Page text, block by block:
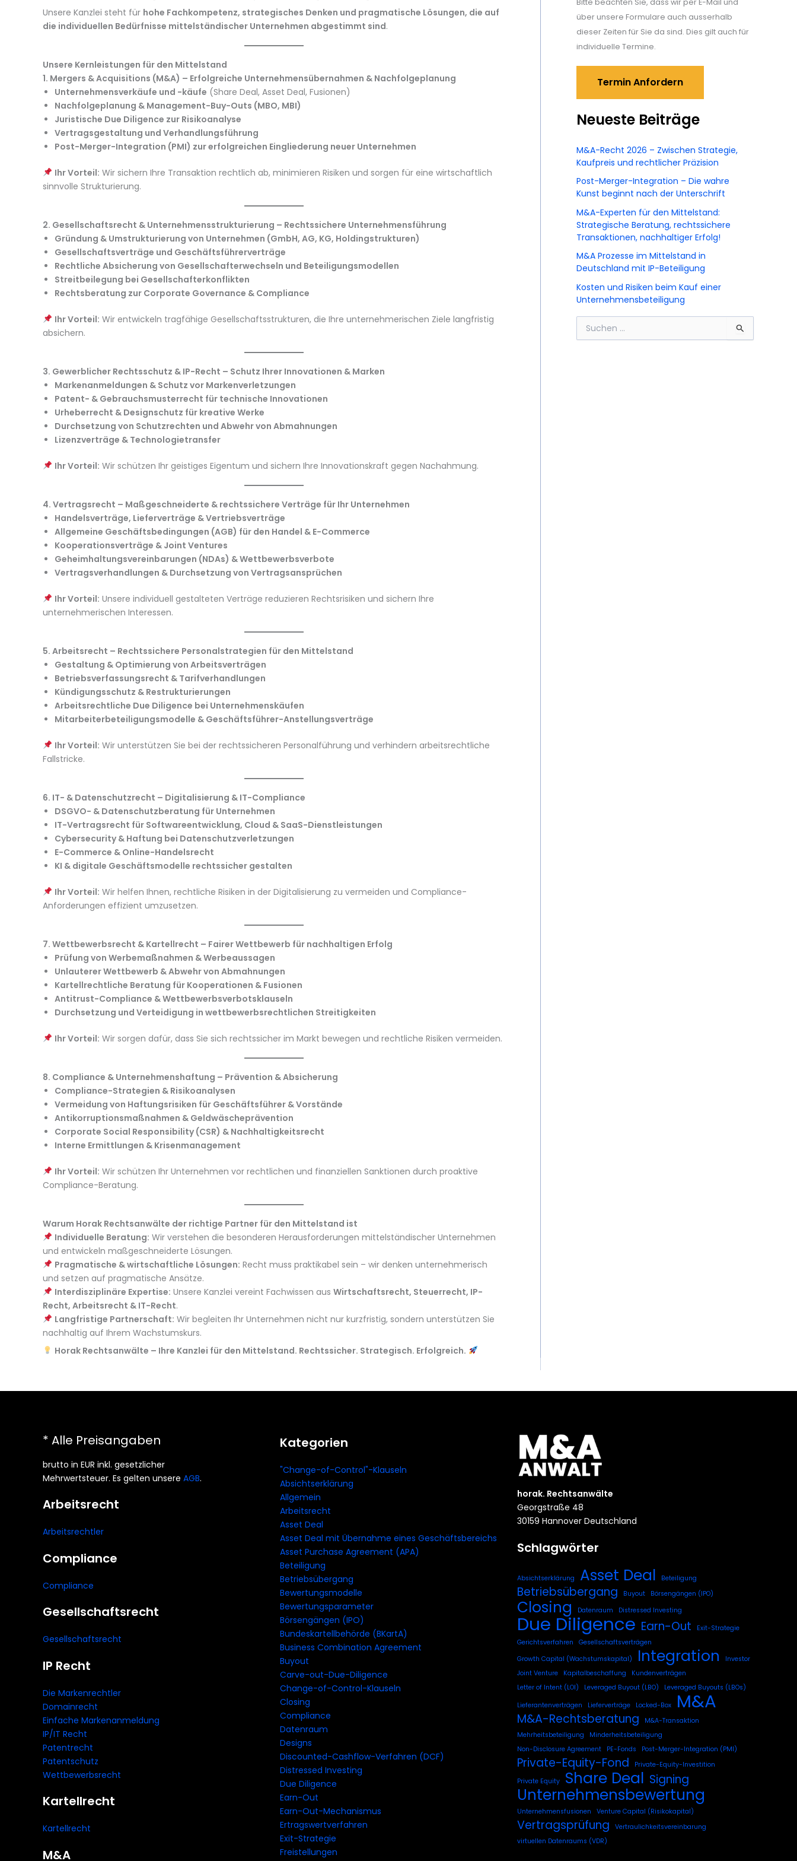
Unsere Kanzlei steht für hohe Fachkompetenz, strategisches Denken und pragmatische Lösungen, die auf
die individuellen Bedürfnisse mittelständischer Unternehmen abgestimmt sind.
Unsere Kernleistungen für den Mittelstand
1. Mergers & Acquisitions (M&A) – Erfolgreiche Unternehmensübernahmen & Nachfolgeplanung
Unternehmensverkäufe und -käufe (Share Deal, Asset Deal, Fusionen)
Nachfolgeplanung & Management-Buy-Outs (MBO, MBI)
Juristische Due Diligence zur Risikoanalyse
Vertragsgestaltung und Verhandlungsführung
Post-Merger-Integration (PMI) zur erfolgreichen Eingliederung neuer Unternehmen
Ihr Vorteil: Wir sichern Ihre Transaktion rechtlich ab, minimieren Risiken und sorgen für eine wirtschaftlich
sinnvolle Strukturierung.
2. Gesellschaftsrecht & Unternehmensstrukturierung – Rechtssichere Unternehmensführung
Gründung & Umstrukturierung von Unternehmen (GmbH, AG, KG, Holdingstrukturen)
Gesellschaftsverträge und Geschäftsführerverträge
Rechtliche Absicherung von Gesellschafterwechseln und Beteiligungsmodellen
Streitbeilegung bei Gesellschafterkonflikten
Rechtsberatung zur Corporate Governance & Compliance
Ihr Vorteil: Wir entwickeln tragfähige Gesellschaftsstrukturen, die Ihre unternehmerischen Ziele langfristig
absichern.
3. Gewerblicher Rechtsschutz & IP-Recht – Schutz Ihrer Innovationen & Marken
Markenanmeldungen & Schutz vor Markenverletzungen
Patent- & Gebrauchsmusterrecht für technische Innovationen
Urheberrecht & Designschutz für kreative Werke
Durchsetzung von Schutzrechten und Abwehr von Abmahnungen
Lizenzverträge & Technologietransfer
Ihr Vorteil: Wir schützen Ihr geistiges Eigentum und sichern Ihre Innovationskraft gegen Nachahmung.
4. Vertragsrecht – Maßgeschneiderte & rechtssichere Verträge für Ihr Unternehmen
Handelsverträge, Lieferverträge & Vertriebsverträge
Allgemeine Geschäftsbedingungen (AGB) für den Handel & E-Commerce
Kooperationsverträge & Joint Ventures
Geheimhaltungsvereinbarungen (NDAs) & Wettbewerbsverbote
Vertragsverhandlungen & Durchsetzung von Vertragsansprüchen
Ihr Vorteil: Unsere individuell gestalteten Verträge reduzieren Rechtsrisiken und sichern Ihre
unternehmerischen Interessen.
5. Arbeitsrecht – Rechtssichere Personalstrategien für den Mittelstand
Gestaltung & Optimierung von Arbeitsverträgen
Betriebsverfassungsrecht & Tarifverhandlungen
Kündigungsschutz & Restrukturierungen
Arbeitsrechtliche Due Diligence bei Unternehmenskäufen
Mitarbeiterbeteiligungsmodelle & Geschäftsführer-Anstellungsverträge
Ihr Vorteil: Wir unterstützen Sie bei der rechtssicheren Personalführung und verhindern arbeitsrechtliche
Fallstricke.
6. IT- & Datenschutzrecht – Digitalisierung & IT-Compliance
DSGVO- & Datenschutzberatung für Unternehmen
IT-Vertragsrecht für Softwareentwicklung, Cloud & SaaS-Dienstleistungen
Cybersecurity & Haftung bei Datenschutzverletzungen
E-Commerce & Online-Handelsrecht
KI & digitale Geschäftsmodelle rechtssicher gestalten
Ihr Vorteil: Wir helfen Ihnen, rechtliche Risiken in der Digitalisierung zu vermeiden und Compliance-
Anforderungen effizient umzusetzen.
7. Wettbewerbsrecht & Kartellrecht – Fairer Wettbewerb für nachhaltigen Erfolg
Prüfung von Werbemaßnahmen & Werbeaussagen
Unlauterer Wettbewerb & Abwehr von Abmahnungen
Kartellrechtliche Beratung für Kooperationen & Fusionen
Antitrust-Compliance & Wettbewerbsverbotsklauseln
Durchsetzung und Verteidigung in wettbewerbsrechtlichen Streitigkeiten
Ihr Vorteil: Wir sorgen dafür, dass Sie sich rechtssicher im Markt bewegen und rechtliche Risiken vermeiden.
8. Compliance & Unternehmenshaftung – Prävention & Absicherung
Compliance-Strategien & Risikoanalysen
Vermeidung von Haftungsrisiken für Geschäftsführer & Vorstände
Antikorruptionsmaßnahmen & Geldwäscheprävention
Corporate Social Responsibility (CSR) & Nachhaltigkeitsrecht
Interne Ermittlungen & Krisenmanagement
Ihr Vorteil: Wir schützen Ihr Unternehmen vor rechtlichen und finanziellen Sanktionen durch proaktive
Compliance-Beratung.
Warum Horak Rechtsanwälte der richtige Partner für den Mittelstand ist
Individuelle Beratung: Wir verstehen die besonderen Herausforderungen mittelständischer Unternehmen
und entwickeln maßgeschneiderte Lösungen.
Pragmatische & wirtschaftliche Lösungen: Recht muss praktikabel sein – wir denken unternehmerisch
und setzen auf pragmatische Ansätze.
Interdisziplinäre Expertise: Unsere Kanzlei vereint Fachwissen aus Wirtschaftsrecht, Steuerrecht, IP-
Recht, Arbeitsrecht & IT-Recht.
Langfristige Partnerschaft: Wir begleiten Ihr Unternehmen nicht nur kurzfristig, sondern unterstützen Sie
nachhaltig auf Ihrem Wachstumskurs.
Horak Rechtsanwälte – Ihre Kanzlei für den Mittelstand. Rechtssicher. Strategisch. Erfolgreich.
über unsere Formulare auch ausserhalb
dieser Zeiten für Sie da sind. Dies gilt auch für
individuelle Termine.
Termin Anfordern
Neueste Beiträge
M&A-Recht 2026 – Zwischen Strategie,
Kaufpreis und rechtlicher Präzision
Post-Merger-Integration – Die wahre
Kunst beginnt nach der Unterschrift
M&A-Experten für den Mittelstand:
Strategische Beratung, rechtssichere
Transaktionen, nachhaltiger Erfolg!
M&A Prozesse im Mittelstand in
Deutschland mit IP-Beteiligung
Kosten und Risiken beim Kauf einer
Unternehmensbeteiligung
* Alle Preisangaben
brutto in EUR inkl. gesetzlicher
Mehrwertsteuer. Es gelten unsere AGB.
Arbeitsrecht
Arbeitsrechtler
Compliance
Compliance
Gesellschaftsrecht
Gesellschaftsrecht
IP Recht
Die Markenrechtler
Domainrecht
Einfache Markenanmeldung
IP/IT Recht
Patentrecht
Patentschutz
Wettbewerbsrecht
Kartellrecht
Kartellrecht
M&A
Kategorien
"Change-of-Control"-Klauseln
Absichtserklärung
Allgemein
Arbeitsrecht
Asset Deal
Asset Deal mit Übernahme eines Geschäftsbereichs
Asset Purchase Agreement (APA)
Beteiligung
Betriebsübergang
Bewertungsmodelle
Bewertungsparameter
Börsengängen (IPO)
Bundeskartellbehörde (BKartA)
Business Combination Agreement
Buyout
Carve-out-Due-Diligence
Change-of-Control-Klauseln
Closing
Compliance
Datenraum
Designs
Discounted-Cashflow-Verfahren (DCF)
Distressed Investing
Due Diligence
Earn-Out
Earn-Out-Mechanismus
Ertragswertverfahren
Exit-Strategie
Freistellungen
horak. Rechtsanwälte
Georgstraße 48
30159 Hannover Deutschland
Schlagwörter
Absichtserklärung Asset Deal Beteiligung
Betriebsübergang Buyout Börsengängen (IPO)
Closing Datenraum Distressed Investing
Due Diligence Earn-Out
Exit-Strategie
Gerichtsverfahren
Gesellschaftsverträgen
Growth Capital (Wachstumskapital)
Integration
Investor
Joint Venture
Kapitalbeschaffung
Kundenverträgen
Letter of Intent (LOI)
Leveraged Buyout (LBO)
Leveraged Buyouts (LBOs)
Lieferantenverträgen
Lieferverträge Locked-Box M&A
M&A-Rechtsberatung
M&A-Transaktion
Mehrheitsbeteiligung
Minderheitsbeteiligung
Non-Disclosure Agreement
PE-Fonds Post-Merger-Integration (PMI)
Private-Equity-Fond
Private-Equity-Investition
Private Equity
Share Deal Signing
Unternehmensbewertung
Unternehmensfusionen Venture Capital (Risikokapital)
Vertragsprüfung
Vertraulichkeitsvereinbarung
virtuellen Datenraums (VDR)